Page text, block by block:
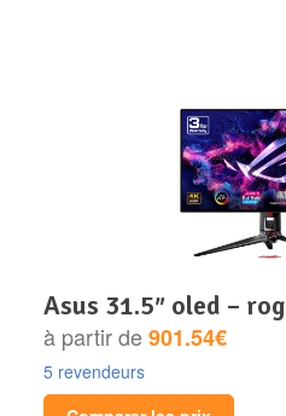
asus 31.5″ oled –
à partir de901.54€
5 revendeurs